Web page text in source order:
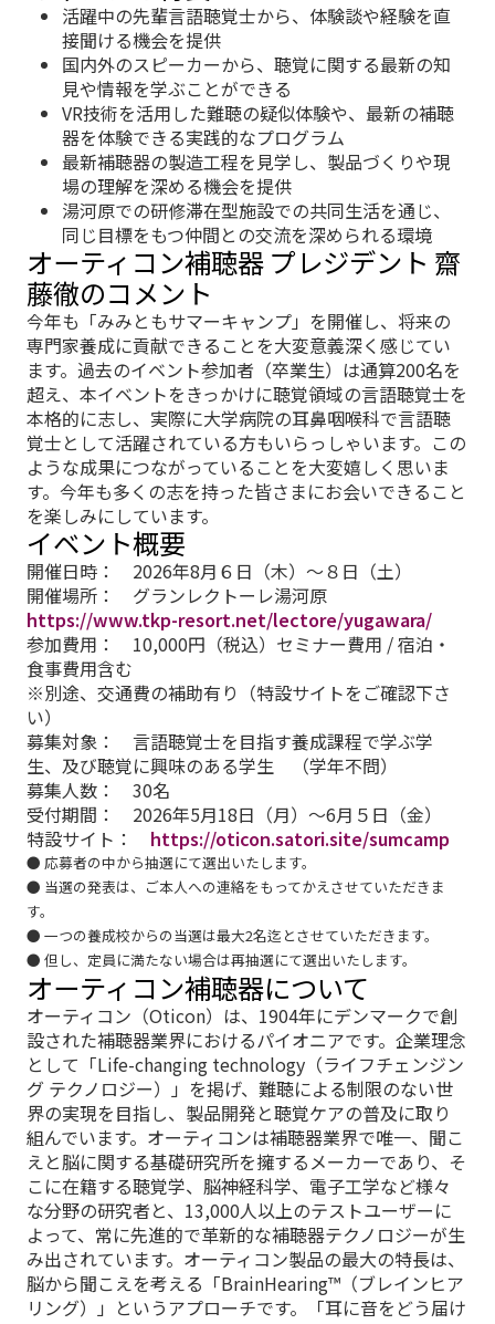
活躍中の先輩言語聴覚士から、体験談や経験を直
接聞ける機会を提供
国内外のスピーカーから、聴覚に関する最新の知
見や情報を学ぶことができる
VR技術を活用した難聴の疑似体験や、最新の補聴
器を体験できる実践的なプログラム
最新補聴器の製造工程を見学し、製品づくりや現
場の理解を深める機会を提供
湯河原での研修滞在型施設での共同生活を通じ、
同じ目標をもつ仲間との交流を深められる環境
オーティコン補聴器 プレジデント 齋
藤徹のコメント
今年も「みみともサマーキャンプ」を開催し、将来の
専門家養成に貢献できることを大変意義深く感じてい
ます。過去のイベント参加者（卒業生）は通算200名を
超え、本イベントをきっかけに聴覚領域の言語聴覚士を
本格的に志し、実際に大学病院の耳鼻咽喉科で言語聴
覚士として活躍されている方もいらっしゃいます。この
ような成果につながっていることを大変嬉しく思いま
す。今年も多くの志を持った皆さまにお会いできること
を楽しみにしています。
イベント概要
開催日時： 2026年8月６日（木）～８日（土）
開催場所： グランレクトーレ湯河原
https://www.tkp-resort.net/lectore/yugawara/
参加費用： 10,000円（税込）セミナー費用 / 宿泊・
食事費用含む
※別途、交通費の補助有り（特設サイトをご確認下さ
い）
募集対象： 言語聴覚士を目指す養成課程で学ぶ学
生、及び聴覚に興味のある学生 （学年不問）
募集人数： 30名
受付期間： 2026年5月18日（月）～6月５日（金）
特設サイト： https://oticon.satori.site/sumcamp
● 応募者の中から抽選にて選出いたします。
● 当選の発表は、ご本人への連絡をもってかえさせていただきま
す。
● 一つの養成校からの当選は最大2名迄とさせていただきます。
● 但し、定員に満たない場合は再抽選にて選出いたします。
オーティコン補聴器について
オーティコン（Oticon）は、1904年にデンマークで創
設された補聴器業界におけるパイオニアです。企業理念
として「Life-changing technology（ライフチェンジン
グ テクノロジー）」を掲げ、難聴による制限のない世
界の実現を目指し、製品開発と聴覚ケアの普及に取り
組んでいます。オーティコンは補聴器業界で唯一、聞こ
えと脳に関する基礎研究所を擁するメーカーであり、そ
こに在籍する聴覚学、脳神経科学、電子工学など様々
な分野の研究者と、13,000人以上のテストユーザーに
よって、常に先進的で革新的な補聴器テクノロジーが生
み出されています。オーティコン製品の最大の特長は、
脳から聞こえを考える「BrainHearing™（ブレインヒア
リング）」というアプローチです。「耳に音をどう届け